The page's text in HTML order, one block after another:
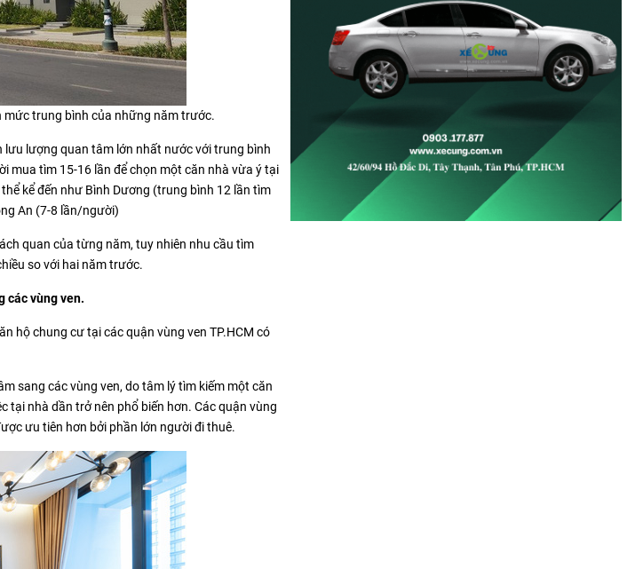
mức trung bình của những năm trước.
lưu lượng quan tâm lớn nhất nước với trung bình
mua tìm 15-16 lần để chọn một căn nhà vừa ý tại
kể đến như Bình Dương (trung bình 12 lần tìm
An (7-8 lần/người)
quan của từng năm, tuy nhiên nhu cầu tìm
so với hai năm trước.
các vùng ven.
hộ chung cư tại các quận vùng ven TP.HCM có
sang các vùng ven, do tâm lý tìm kiếm một căn
tại nhà dần trở nên phổ biến hơn. Các quận vùng
ưu tiên hơn bởi phần lớn người đi thuê.